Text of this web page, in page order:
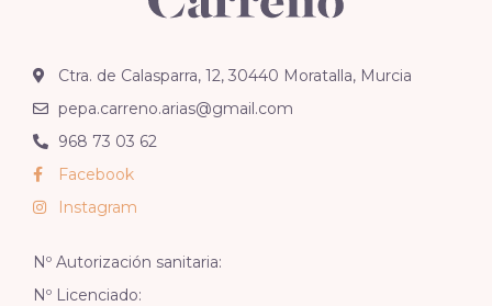
Ctra. de Calasparra, 12, 30440 Moratalla, Murcia
pepa.carreno.arias@gmail.com
968 73 03 62
Facebook
Instagram
Nº Autorización sanitaria:
Nº Licenciado: